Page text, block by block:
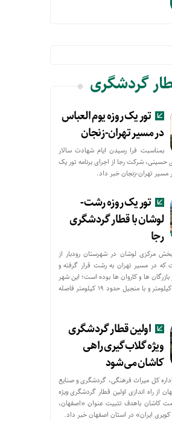
گردشگری
تور یک روزه یوم العباس
در مسیر تهران-زنجان
بمناسبت فرا رسیدن ایام شهادت سالار
حسینی، شرکت رجا از اجرای برنامه تور یک
مسیر تهران-زنجان خبر داد.
تور یک روزه رشت-
لوشان با قطار گردشگری
رجا
مرکزی لوشان در شهرستان رودبار از
که در مسیر تهران به رشت قرار گرفته و
ها و کاروان ها بوده است؛ این شهر
با رشت حدود ۹۰ کیلومتر و با منجیل حدود ۱۹ کیلومتر فاصله
اولین قطار گردشگری
ویژه گلاب‌گیری راهی
کاشان می‌شود
کل میراث فرهنگی، گردشگری و صنایع
از راه اندازی اولین قطار گردشگری ویژه
کاشان باهدف تثبیت عنوان «اصفهان،
ایران» در استان اصفهان خبر داد.